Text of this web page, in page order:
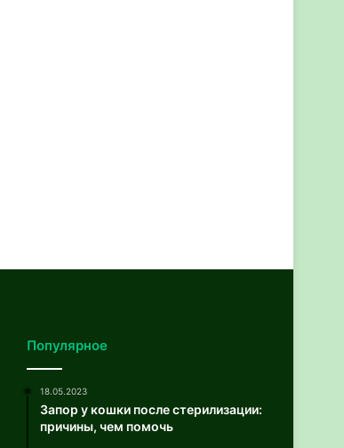
Популярное
18.05.2023
Запор у кошки после стерилизации:
причины, чем помочь